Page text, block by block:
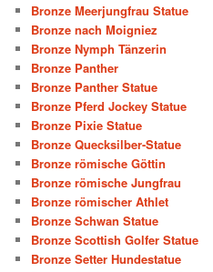
Bronze Meerjungfrau Statue
Bronze nach Moigniez
Bronze Nymph Tänzerin
Bronze Panther
Bronze Panther Statue
Bronze Pferd Jockey Statue
Bronze Pixie Statue
Bronze Quecksilber-Statue
Bronze römische Göttin
Bronze römische Jungfrau
Bronze römischer Athlet
Bronze Schwan Statue
Bronze Scottish Golfer Statue
Bronze Setter Hundestatue